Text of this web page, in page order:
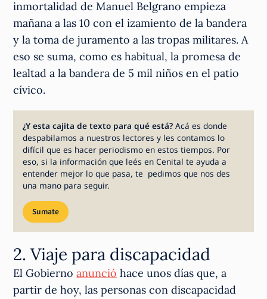
inmortalidad de Manuel Belgrano empieza
mañana a las 10 con el izamiento de la bandera
y la toma de juramento a las tropas militares. A
eso se suma, como es habitual, la promesa de
lealtad a la bandera de 5 mil niños en el patio
cívico.
¿Y esta cajita de texto para qué está?Acá es donde
despabilamos a nuestros lectores y les contamos lo
difícil que es hacer periodismo en estos tiempos. Por
eso, si la información que leés en Cenital te ayuda a
entender mejor lo que pasa, te pedimos que nos des
una mano para seguir.
Sumate
2. Viaje para discapacidad
El Gobiernoanunció hace unos días que, a
partir de hoy, las personas con discapacidad